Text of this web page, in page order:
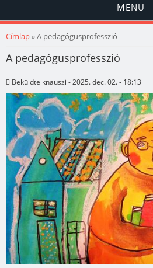
MENU
Jelenlegi hely
Címlap» A pedagógusprofesszió
A pedagógusprofesszió
Beküldte knauszi - 2025. dec. 02. - 18:13